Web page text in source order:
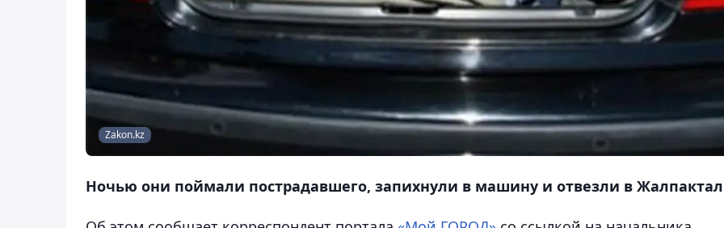
Zakon.kz
Ночью они поймали пострадавшего, запихнули в машину и отвезли в